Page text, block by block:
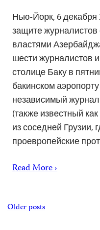
Нью-Йорк, 6 декабря
защите
властями
шести журналистов
столице Баку в
бакинском
независимый
(также известный
из соседней Грузии,
проевропейские
Read More ›
Posts
Older posts